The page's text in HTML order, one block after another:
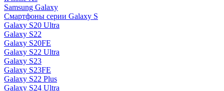
Samsung Galaxy
Смартфоны серии Galaxy S
Galaxy S20 Ultra
Galaxy S22
Galaxy S20FE
Galaxy S22 Ultra
Galaxy S23
Galaxy S23FE
Galaxy S22 Plus
Galaxy S24 Ultra